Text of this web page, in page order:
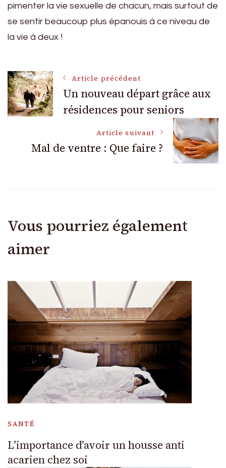
pimenter la vie sexuelle de chacun, mais surtout de
se sentir beaucoup plus épanouis à ce niveau de
la vie à deux !
Navigation
des
articles
Article précédent
Un nouveau départ grâce aux
résidences pour seniors
Article suivant
Mal de ventre : Que faire ?
Vous pourriez également
aimer
SANTÉ
L’importance d’avoir un housse anti
acarien chez soi